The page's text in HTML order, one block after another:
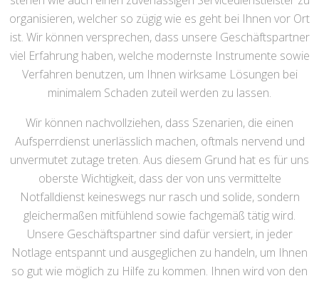
organisieren, welcher so zügig wie es geht bei Ihnen vor Ort
ist. Wir können versprechen, dass unsere Geschäftspartner
viel Erfahrung haben, welche modernste Instrumente sowie
Verfahren benutzen, um Ihnen wirksame Lösungen bei
minimalem Schaden zuteil werden zu lassen.
Wir können nachvollziehen, dass Szenarien, die einen
Aufsperrdienst unerlässlich machen, oftmals nervend und
unvermutet zutage treten. Aus diesem Grund hat es für uns
oberste Wichtigkeit, dass der von uns vermittelte
Notfalldienst keineswegs nur rasch und solide, sondern
gleichermaßen mitfühlend sowie fachgemäß tätig wird.
Unsere Geschäftspartner sind dafür versiert, in jeder
Notlage entspannt und ausgeglichen zu handeln, um Ihnen
so gut wie möglich zu Hilfe zu kommen. Ihnen wird von den